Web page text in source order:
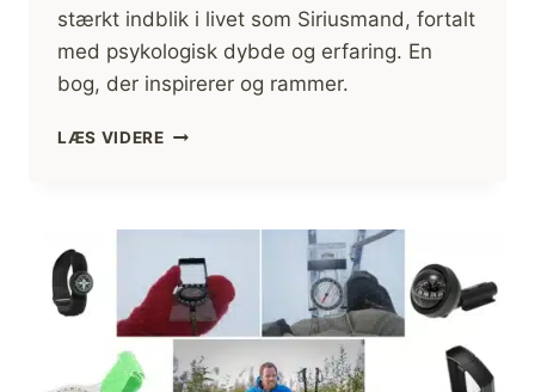
stærkt indblik i livet som Siriusmand, fortalt
med psykologisk dybde og erfaring. En
bog, der inspirerer og rammer.
LÆS VIDERESIRIUS
ANDERS
KJÆRGAARD
[BOGANMELDELSE]